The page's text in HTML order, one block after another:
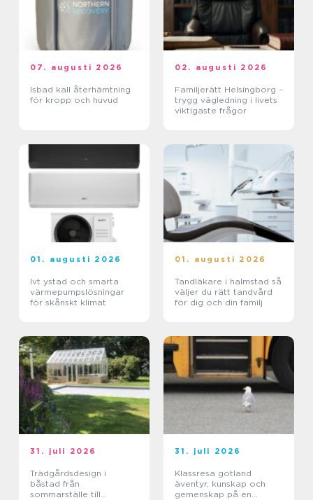
07. augusti 2026
Isbad kall återhämtning
för kropp och huvud
02. augusti 2026
Familjerätt Helsingborg –
trygg vägledning i livets
viktigaste frågor
01. augusti 2026
Ivt ystad och smarta
värmepumpslösningar
för skånskt klimat
01. augusti 2026
Tandläkare i halmstad så
väljer du rätt tandvård
för dig och din familj
31. juli 2026
Trädgårdsdesign i
båstad från
sommarställe till
31. juli 2026
Klassresa gotland
äventyr, kunskap och
gemenskap på en